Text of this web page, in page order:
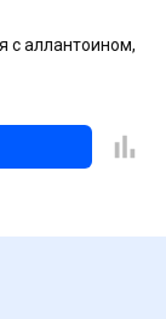
с аллантоином,